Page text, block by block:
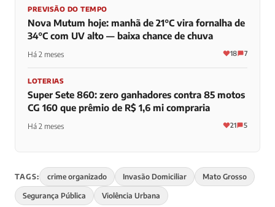
PREVISÃO DO TEMPO
Nova Mutum hoje: manhã de 21°C vira fornalha de
34°C com UV alto — baixa chance de chuva
Há 2 meses 18 7
LOTERIAS
Super Sete 860: zero ganhadores contra 85 motos
CG 160 que prêmio de R$ 1,6 mi compraria
Há 2 meses 21 5
TAGS: crime organizado Invasão Domiciliar Mato Grosso
Segurança Pública Violência Urbana